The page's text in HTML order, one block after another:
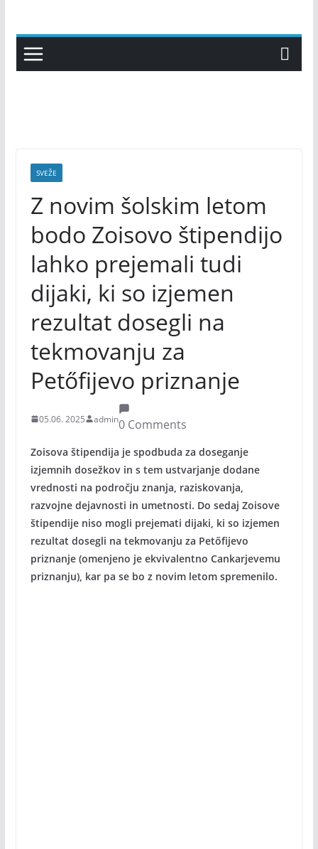
content
SVEŽE
Z novim šolskim letom
bodo Zoisovo štipendijo
lahko prejemali tudi
dijaki, ki so izjemen
rezultat dosegli na
tekmovanju za
Petőfijevo priznanje
05.06. 2025 admin0 Comments
Zoisova štipendija je spodbuda za doseganje
izjemnih dosežkov in s tem ustvarjanje dodane
vrednosti na področju znanja, raziskovanja,
razvojne dejavnosti in umetnosti. Do sedaj Zoisove
štipendije niso mogli prejemati dijaki, ki so izjemen
rezultat dosegli na tekmovanju za Petőfijevo
priznanje (omenjeno je ekvivalentno Cankarjevemu
priznanju), kar pa se bo z novim letom spremenilo.